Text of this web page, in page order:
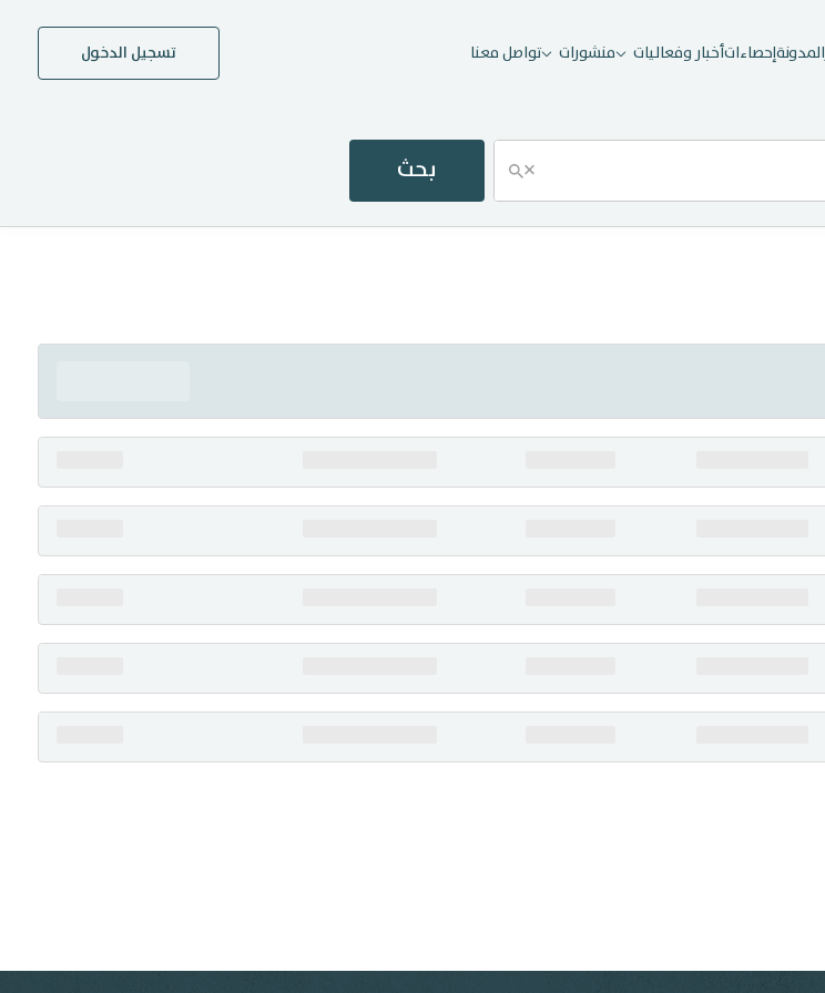
المدونةإحصاءاتأخبار وفعاليات منشورات تواصل معنا تسجيل الدخول
× بحث